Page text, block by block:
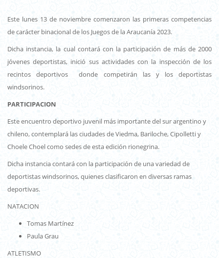
Este lunes 13 de noviembre comenzaron las primeras competencias
de carácter binacional de los Juegos de la Araucanía 2023.
Dicha instancia, la cual contará con la participación de más de 2000
jóvenes deportistas, inició sus actividades con la inspección de los
recintos deportivos donde competirán las y los deportistas
windsorinos.
PARTICIPACION
Este encuentro deportivo juvenil más importante del sur argentino y
chileno, contemplará las ciudades de Viedma, Bariloche, Cipolletti y
Choele Choel como sedes de esta edición rionegrina.
Dicha instancia contará con la participación de una variedad de
deportistas windsorinos, quienes clasificaron en diversas ramas
deportivas.
NATACION
Tomas Martínez
Paula Grau
ATLETISMO